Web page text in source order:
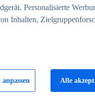
Personalisierte
Inhalten,
Alle